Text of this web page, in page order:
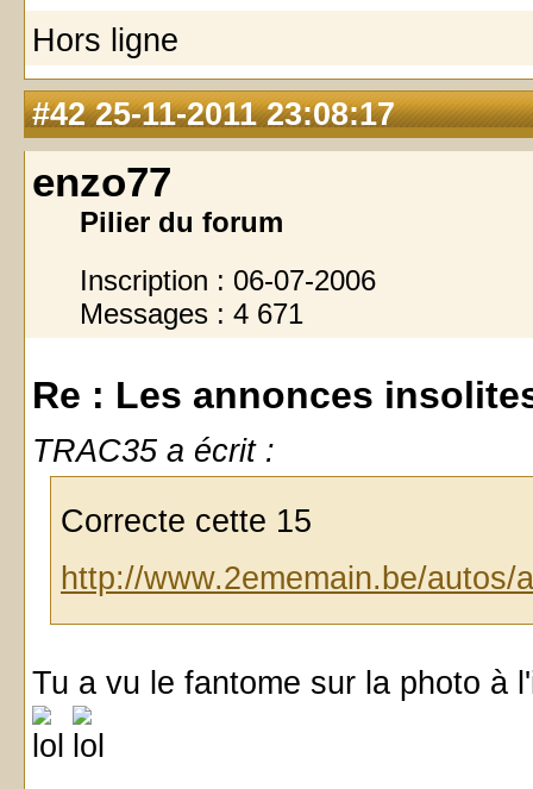
Hors ligne
#42 25-11-2011 23:08:17
enzo77
Pilier du forum
Inscription : 06-07-2006
Messages : 4 671
Re : Les annonces
TRAC35 a écrit :
Correcte cette 15
http://www.2ememain.be/
Tu a vu le fantome sur la photo